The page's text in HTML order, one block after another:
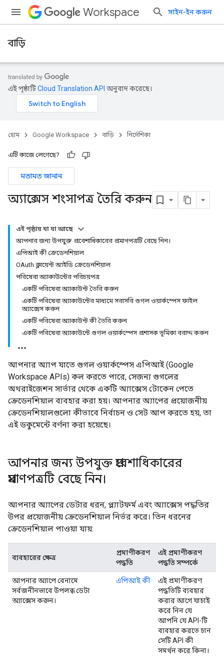
Workspace সাইন-ইন করুন
বাড়ি
এই পৃষ্ঠাটিCloud Translation API অনুবাদ করেছে।
হোম Google Workspace বাড়ি নির্দেশিকা
এটি কাজে লেগেছে?
মতামত জানান
অ্যাক্সেস শংসাপত্র তৈরি করুন
এই পৃষ্ঠায় যা যা আছে
আপনার জন্য উপযুক্ত প্রবেশাধিকারের প্রমাণপত্রটি বেছে নিন।
এপিআই কী ক্রেডেনশিয়াল
OAuth ক্লায়েন্ট আইডি ক্রেডেনশিয়াল
পরিষেবা অ্যাকাউন্টের পরিচয়পত্র
একটি পরিষেবা অ্যাকাউন্ট তৈরি করুন
একটি পরিষেবা অ্যাকাউন্টের মাধ্যমে সরাসরি গুগল ওয়ার্কস্পেস ফাইল
অ্যাক্সেস করুন
একটি পরিষেবা অ্যাকাউন্ট কী তৈরি করুন
একটি পরিষেবা অ্যাকাউন্টে গুগল ওয়ার্কস্পেস প্রশাসক ভূমিকা বরাদ্দ করুন
আপনার অ্যাপ যাতে গুগল ওয়ার্কস্পেস এপিআই (Google
Workspace APIs) কল করতে পারে, সেজন্য গুগলের
অথরাইজেশন সার্ভার থেকে একটি অ্যাক্সেস টোকেন পেতে
ক্রেডেনশিয়াল ব্যবহার করা হয়। আপনার অ্যাপের প্রয়োজনীয়
ক্রেডেনশিয়ালগুলো কীভাবে নির্বাচন ও সেট আপ করতে হয়, তা
এই ডকুমেন্টে বর্ণনা করা হয়েছে।
আপনার জন্য উপযুক্ত প্রবেশাধিকারের
প্রমাণপত্রটি বেছে নিন।
আপনার অ্যাপের ডেটার ধরন, প্ল্যাটফর্ম এবং অ্যাক্সেস পদ্ধতির
উপর প্রয়োজনীয় ক্রেডেনশিয়াল নির্ভর করে। তিন ধরনের
ক্রেডেনশিয়াল পাওয়া যায়:
ব্যবহারের ক্ষেত্র
প্রমাণীকরণ
পদ্ধতি
এই প্রমাণীকরণ
পদ্ধতি সম্পর্কে
আপনার অ্যাপে বেনামে
সর্বজনীনভাবে উপলব্ধ ডেটা
অ্যাক্সেস করুন।
এপিআই কী
এই প্রমাণীকরণ
পদ্ধতিটি ব্যবহার
করার আগে যাচাই
করে নিন যে
আপনি যে API-টি
ব্যবহার করতে চান
সেটি API কী
সমর্থন করে কিনা।